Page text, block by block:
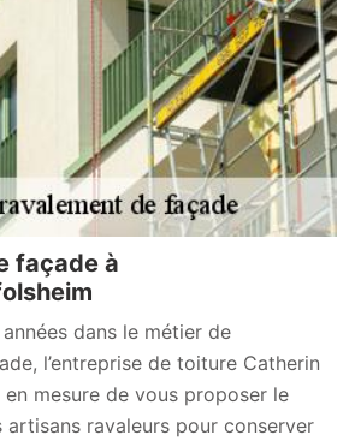
façade à
dans le métier de
l’entreprise de toiture Catherin
mesure de vous proposer le
artisans ravaleurs pour conserver